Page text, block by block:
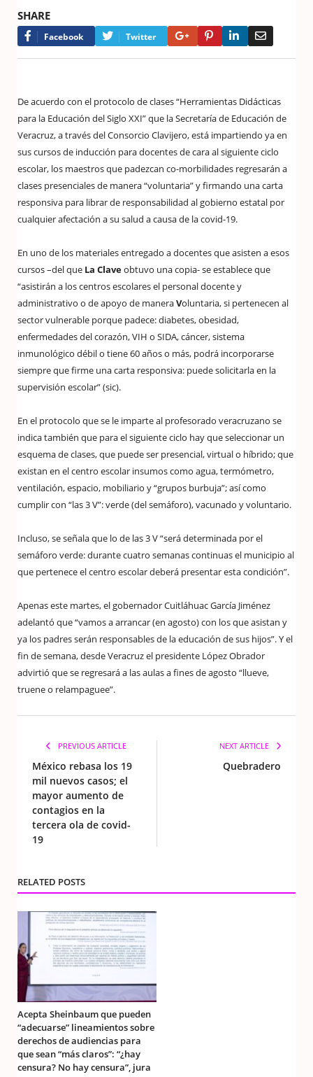
SHARE
Facebook Twitter Google+PinterestLinkedIn
De acuerdo con el protocolo de clases “Herramientas Didácticas
para la Educación del Siglo XXI” que la Secretaría de Educación de
Veracruz, a través del Consorcio Clavijero, está impartiendo ya en
sus cursos de inducción para docentes de cara al siguiente ciclo
escolar, los maestros que padezcan co-morbilidades regresarán a
clases presenciales de manera “voluntaria” y firmando una carta
responsiva para librar de responsabilidad al gobierno estatal por
cualquier afectación a su salud a causa de la covid-19.
En uno de los materiales entregado a docentes que asisten a esos
cursos –del que La Claveobtuvo una copia- se establece que
“asistirán a los centros escolares el personal docente y
administrativo o de apoyo de maneraVoluntaria, si pertenecen al
sector vulnerable porque padece: diabetes, obesidad,
enfermedades del corazón, VIH o SIDA, cáncer, sistema
inmunológico débil o tiene 60 años o más, podrá incorporarse
siempre que firme una carta responsiva: puede solicitarla en la
supervisión escolar” (sic).
En el protocolo que se le imparte al profesorado veracruzano se
indica también que para el siguiente ciclo hay que seleccionar un
esquema de clases, que puede ser presencial, virtual o híbrido; que
existan en el centro escolar insumos como agua, termómetro,
ventilación, espacio, mobiliario y “grupos burbuja”; así como
cumplir con “las 3 V”: verde (del semáforo), vacunado y voluntario.
Incluso, se señala que lo de las 3 V “será determinada por el
semáforo verde: durante cuatro semanas continuas el municipio al
que pertenece el centro escolar deberá presentar esta condición”.
Apenas este martes, el gobernador Cuitláhuac García Jiménez
adelantó que “vamos a arrancar (en agosto) con los que asistan y
ya los padres serán responsables de la educación de sus hijos”. Y el
fin de semana, desde Veracruz el presidente López Obrador
advirtió que se regresará a las aulas a fines de agosto “llueve,
truene o relampaguee”.
PREVIOUS ARTICLE
México rebasa los 19
mil nuevos casos; el
mayor aumento de
contagios en la
tercera ola de covid-
19
NEXT ARTICLE
Quebradero
RELATED POSTS
Acepta Sheinbaum que pueden
“adecuarse” lineamientos sobre
derechos de audiencias para
que sean “más claros”: “¿hay
censura? No hay censura”, jura